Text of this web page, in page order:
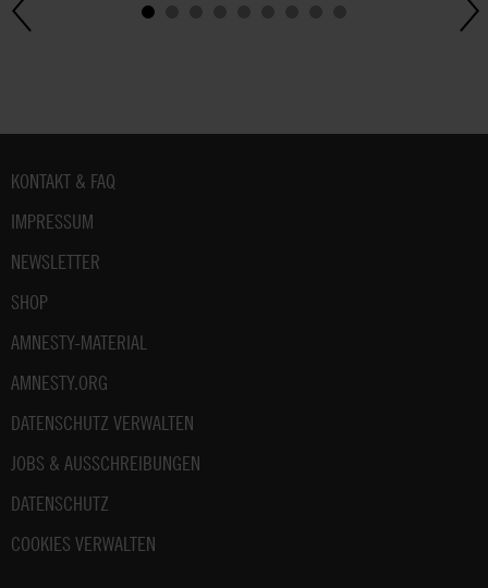
Fußbereich
KONTAKT & FAQ
IMPRESSUM
NEWSLETTER
SHOP
AMNESTY-MATERIAL
AMNESTY.ORG
DATENSCHUTZ VERWALTEN
JOBS & AUSSCHREIBUNGEN
DATENSCHUTZ
COOKIES VERWALTEN